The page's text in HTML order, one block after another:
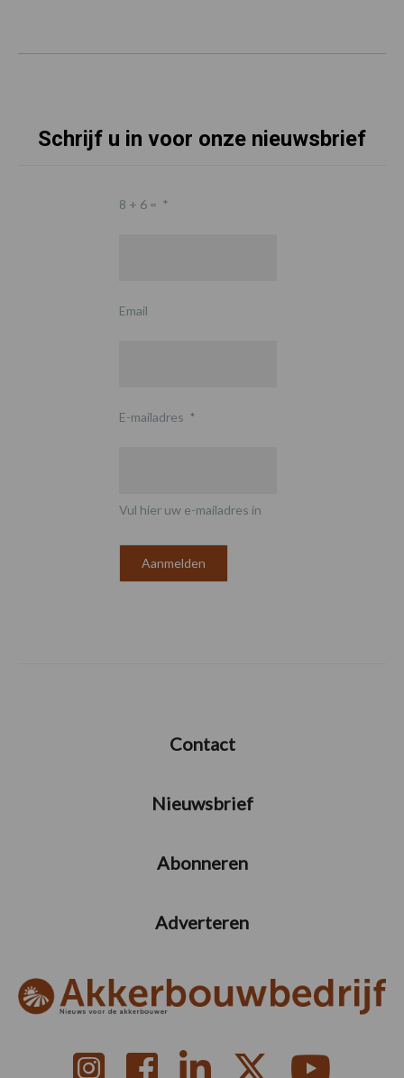
Schrijf u in voor onze nieuwsbrief
8 + 6 = *
Email
E-mailadres *
Vul hier uw e-mailadres in
Contact
Nieuwsbrief
Abonneren
Adverteren